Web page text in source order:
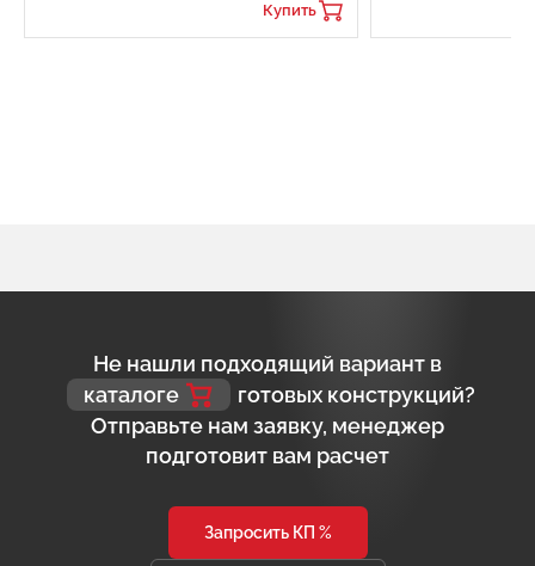
Купить
Не нашли подходящий вариант в
каталоге
готовых конструкций?
Отправьте нам заявку, менеджер
подготовит вам расчет
Запросить КП %